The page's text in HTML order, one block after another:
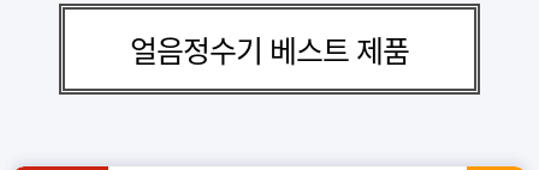
얼음정수기 베스트 제품